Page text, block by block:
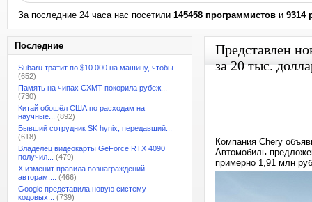
За последние 24 часа нас посетили 145458 программистов и 9314
Последние
Subaru тратит по $10 000 на машину, чтобы...
(652)
Память на чипах CXMT покорила рубеж...
(730)
Китай обошёл США по расходам на
научные...
(892)
Бывший сотрудник SK hynix, передавший...
(618)
Владелец видеокарты GeForce RTX 4090
получил...
(479)
X изменит правила вознаграждений
авторам,...
(466)
Google представила новую систему
кодовых...
(739)
Представлен
за 20 тыс.
Компания Chery
Автомобиль
примерно 1,91 млн